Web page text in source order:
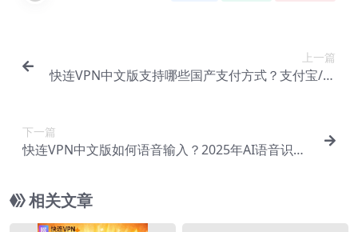
上一篇
快连VPN中文版支持哪些国产支付方式？支付宝/微
下一篇
快连VPN中文版如何语音输入？2025年AI语音识别
相关文章